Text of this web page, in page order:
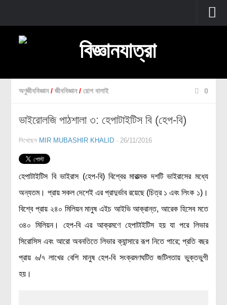
প্রচ্ছদ
জীববিজ্ঞান
প্রাণীবিজ্ঞান
বিবর্তন
মানবদেহ
অণুজীববিজ্ঞান
পদার্থবিজ্ঞান
রসায়ন বিজ্ঞান
প্রায়োগিক বিজ্ঞান
অণুজীববিজ্ঞান / জীববিজ্ঞান / রোগ বালাই 0
ভাইরোলজি পাঠশালা ৩: হেপাটাইটিস বি (হেপ-বি)
লিখেছেন MIR MUBASHIR KHALID · 26/11/2016
হেপাটাইটিস বি ভাইরাস (হেপ-বি) বিশ্বের মারাত্মক দশটি ভাইরাসের মধ্যে
অন্যতম। প্রায় সকল দেশেই এর প্রাদুর্ভাব রয়েছে (চিত্র ১ এবং লিংক ১)।
বিশ্বে প্রায় ২৪০ মিলিয়ন মানুষ এইচ আইভি আক্রান্ত, আরেক হিসেব মতে
৩৪০ মিলিয়ন। হেপ-বি এর আক্রমণে হেপাটাইটিস হয় যা পরে লিভার
সিরোসিস এবং আরো অবনতিতে লিভার ক্যান্সারে রূপ নিতে পারে; প্রতি বছর
প্রায় ৬/৭ লাখের বেশি মানুষ হেপ-বি সংক্রমণঘটিত জটিলতায় ভুক্তভুগী
হয়।